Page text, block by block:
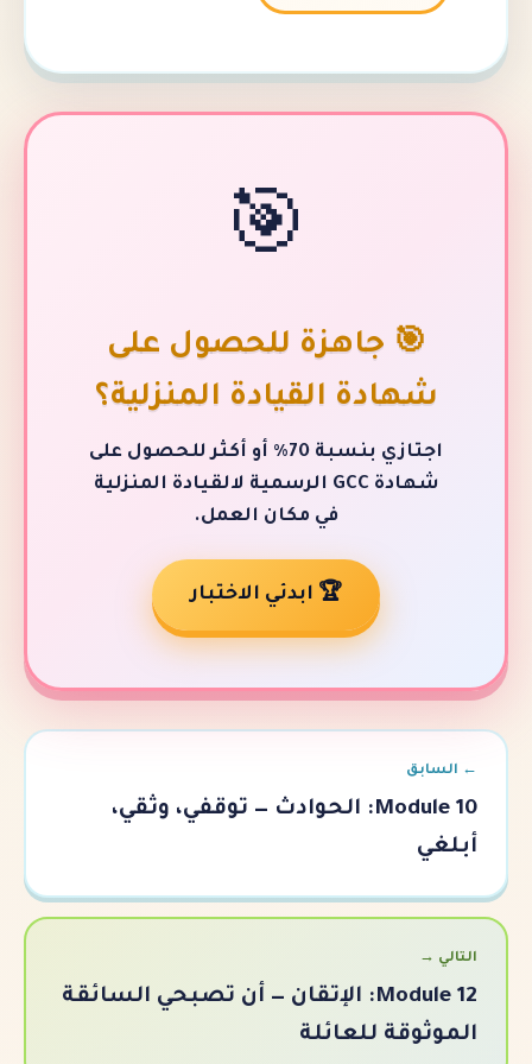
جاهزة للحصول على
القيادة المنزلية؟
اجتازي بنسبة 70٪ أو أكثر للحصول على
شهادة GCC الرسمية لالقيادة المنزلية
في مكان العمل.
🏆 ابدئي الاختبار
Module 10: الحوادث — توقفي، وثقي،
Module 12: الإتقان — أن تصبحي السائقة
للعائلة